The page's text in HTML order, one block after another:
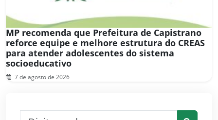
MP recomenda que Prefeitura de Capistrano
reforce equipe e melhore estrutura do CREAS
para atender adolescentes do sistema
socioeducativo
7 de agosto de 2026